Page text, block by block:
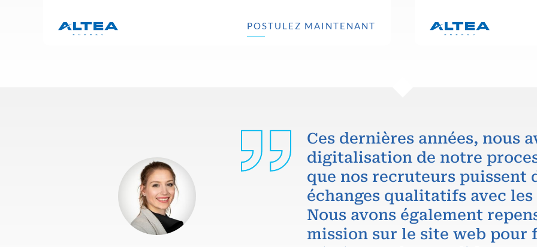
POSTULEZ MAINTENANT
Ces dernières années, nous
digitalisation de notre
que nos recruteurs puissent
échanges qualitatifs avec
Nous avons également
mission sur le site web